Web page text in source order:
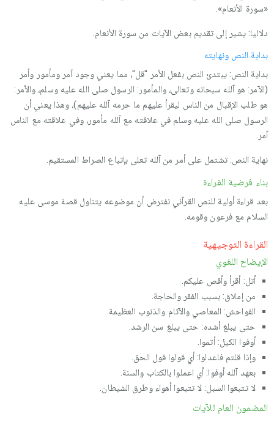
«سورة الأنعام».
دلاليا: يشير إلى تقديم بعض الآيات من سورة الأنعام.
بداية النص ونهايته
بداية النص: يبتدئ النص بفعل الأمر "قل"، مما يعني وجود آمر ومأمور وأمر
(الآمر: هو آلله سبحانه وتعالى، والمأمور: الرسول صلى الله عليه وسلم، والأمر:
هو طلب الإقبال من الناس ليقرأ عليهم ما حرمه آلله عليهم)، وهذا يعني أن
الرسول صلى الله عليه وسلم في علاقته مع آلله مأمور، وفي علاقته مع الناس
آمر.
نهاية النص: تشتمل على أمر من آلله تعلى بإتباع الصراط المستقيم.
بناء فرضية القراءة
بعد قراءة أولية للنص القرآني نفترض أن موضوعه يتناول قصة موسى عليه
السلام مع فرعون وقومه.
القراءة التوجيهية
الإيضاح اللغوي
أتل: أقرأ وأقص عليكم.
من إملاق: بسبب الفقر والحاجة.
الفواحش: المعاصي والآثام والذنوب العظيمة.
حتى يبلغ أشده: حتى يبلغ سن الرشد.
أوفوا الكيل: أتموا.
وإذا قلتم فاعدلوا: أي قولوا قول الحق.
بعهد آلله أوفوا: أي اعملوا بالكتاب والسنة.
لا تتبعوا السبل: لا تتبعوا أهواء وطرق الشيطان.
المضمون العام للآيات